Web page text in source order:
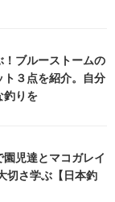
ブルーストームの
３点を紹介。自分
釣りを
児達とマコガレイ
切さ学ぶ【日本釣